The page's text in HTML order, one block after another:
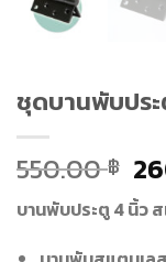
ชุดบานพับปร
550.00฿
บานพับประตู 4 นิ้ว